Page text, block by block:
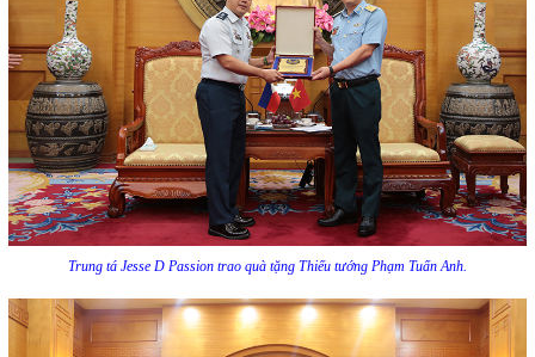
Trung tá Jesse D Passion trao quà tặng Thiếu tướng Phạm Tuấn Anh.